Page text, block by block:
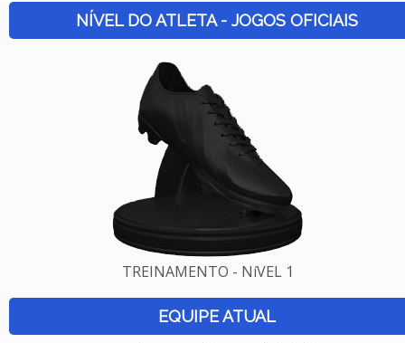
NÍVEL DO ATLETA - JOGOS OFICIAIS
TREINAMENTO - NíVEL 1
EQUIPE ATUAL